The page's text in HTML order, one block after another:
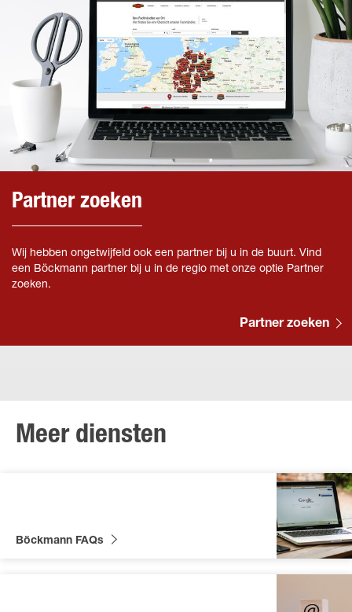
Partner zoeken
Wij hebben ongetwijfeld ook een partner bij u in de buurt. Vind
een Böckmann partner bij u in de regio met onze optie Partner
zoeken.
Partner zoeken
Meer diensten
Böckmann FAQs